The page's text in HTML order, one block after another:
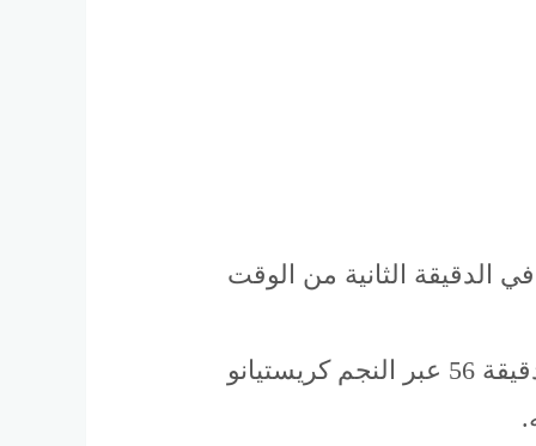
الثانية من الوقت
دخل النصر الشوط الثاني بعزيمة قوية، وتمكن من تعديل النتيجة في الدقيقة 56 عبر النجم كريستيانو